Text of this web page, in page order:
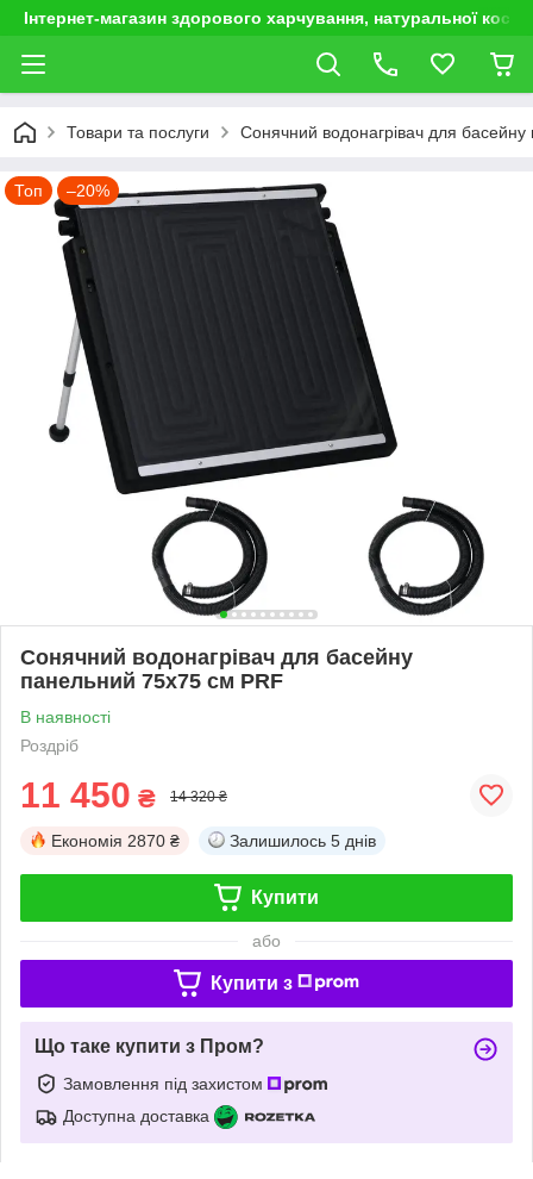
Інтернет-магазин здорового харчування, натуральної
Товари та послуги Сонячний водонагрівач для
Топ –20%
Сонячний водонагрівач для басейну
панельний 75x75 см PRF
В наявності
Роздріб
11 450 ₴ 14 320 ₴
Економія 2870 ₴ Залишилось 5 днів
Купити
або
Купити з
Що таке купити з Пром?
Замовлення під захистом
Доступна доставка